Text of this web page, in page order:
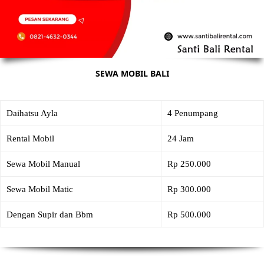
SEWA MOBIL BALI
Daihatsu Ayla 4 Penumpang
Rental Mobil 24 Jam
Sewa Mobil Manual Rp 250.000
Sewa Mobil Matic Rp 300.000
Dengan Supir dan Bbm Rp 500.000